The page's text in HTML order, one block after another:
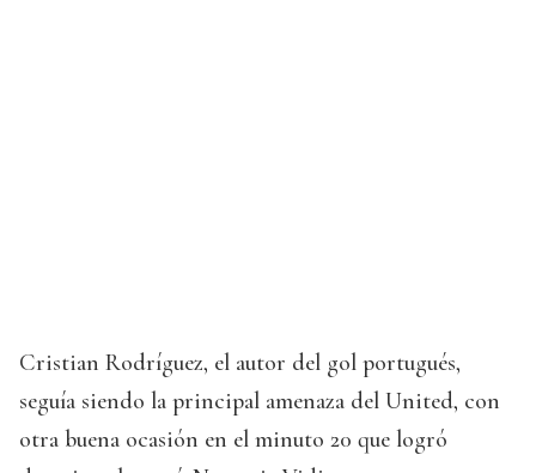
Cristian Rodríguez, el autor del gol portugués,
seguía siendo la principal amenaza del United, con
otra buena ocasión en el minuto 20 que logró